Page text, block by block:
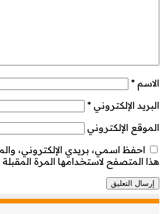
الاسم *
البريد الإلكتروني *
الموقع الإلكتروني
احفظ اسمي، بريدي الإلكتروني،
هذا المتصفح لاستخدامها المرة